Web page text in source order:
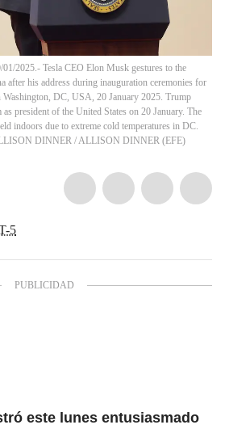
2025.- Tesla CEO Elon Musk gestures to the
after his address during inauguration ceremonies for
DC, USA, 20 January 2025. Trump
president of the United States on 20 January. The
indoors due to extreme cold temperatures in DC.
DINNER /ALLISON DINNER (EFE)
5
este lunes entusiasmado